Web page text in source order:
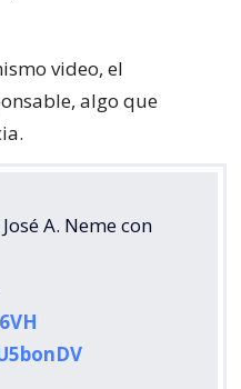
video, el
algo que
A. Neme con